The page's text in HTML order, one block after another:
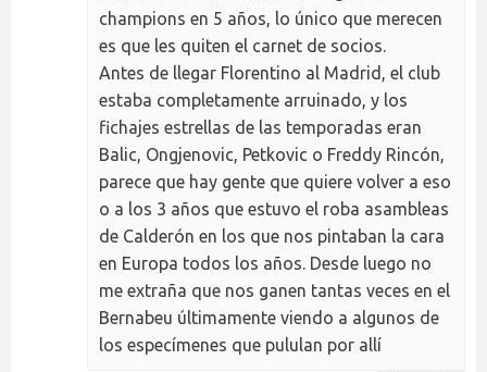
champions en 5 años, lo único que merecen
es que les quiten el carnet de socios.
Antes de llegar Florentino al Madrid, el club
estaba completamente arruinado, y los
fichajes estrellas de las temporadas eran
Balic, Ongjenovic, Petkovic o Freddy Rincón,
parece que hay gente que quiere volver a eso
o a los 3 años que estuvo el roba asambleas
de Calderón en los que nos pintaban la cara
en Europa todos los años. Desde luego no
me extraña que nos ganen tantas veces en el
Bernabeu últimamente viendo a algunos de
los especímenes que pululan por allí